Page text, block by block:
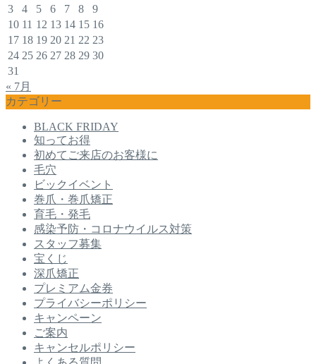
3
4 5 6 7 8
9
10 11 12 13 14 15 16
17 18 19 20 21 22 23
24 25 26 27 28 29 30
31
« 7月
カテゴリー
BLACK FRIDAY
知ってお得
初めてご来店のお客様に
毛穴
ビックイベント
巻爪・巻爪矯正
育毛・発毛
感染予防・コロナウイルス対策
スタッフ募集
宝くじ
深爪矯正
プレミアム金券
プライバシーポリシー
キャンペーン
ご案内
キャンセルポリシー